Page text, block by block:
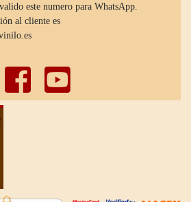
este numero para WhatsApp.
al cliente es